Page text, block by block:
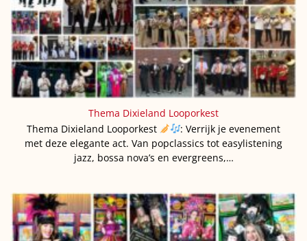
Thema Dixieland Looporkest
Thema Dixieland Looporkest
: Verrijk je evenement
met deze elegante act. Van popclassics tot easylistening
jazz, bossa nova’s en evergreens,…